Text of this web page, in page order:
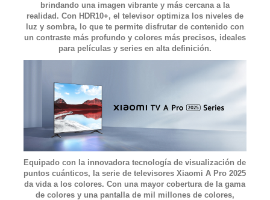
brindando una imagen vibrante y más cercana a la
realidad. Con HDR10+, el televisor optimiza los niveles de
luz y sombra, lo que te permite disfrutar de contenido con
un contraste más profundo y colores más precisos, ideales
para películas y series en alta definición.
Equipado con la innovadora tecnología de visualización de
puntos cuánticos, la serie de televisores Xiaomi A Pro 2025
da vida a los colores. Con una mayor cobertura de la gama
de colores y una pantalla de mil millones de colores,